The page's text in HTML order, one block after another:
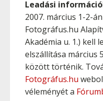
Leadási
2007. március 1-2-
Fotográfus.hu
Akadémia u. 1.) kell
elszállítása március
között történik.
Fotográfus.hu
véleményét a